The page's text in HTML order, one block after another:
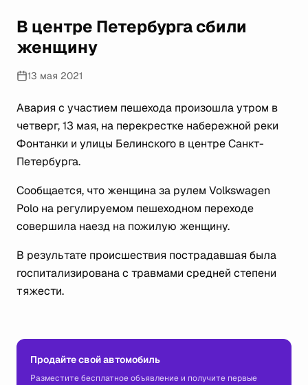
В центре Петербурга сбили
женщину
13 мая 2021
Авария с участием пешехода произошла утром в
четверг, 13 мая, на перекрестке набережной реки
Фонтанки и улицы Белинского в центре Санкт-
Петербурга.
Сообщается, что женщина за рулем Volkswagen
Polo на регулируемом пешеходном переходе
совершила наезд на пожилую женщину.
В результате происшествия пострадавшая была
госпитализирована с травмами средней степени
тяжести.
Продайте свой автомобиль
Разместите бесплатное объявление и получите первые